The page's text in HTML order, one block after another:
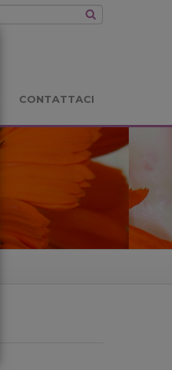
CONTATTACI